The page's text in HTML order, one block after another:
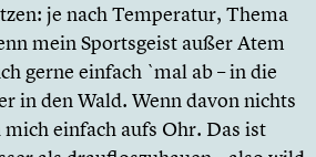
je nach Temperatur, Thema
mein Sportsgeist außer Atem
gerne einfach `mal ab – in die
in den Wald. Wenn davon nichts
einfach aufs Ohr. Das ist